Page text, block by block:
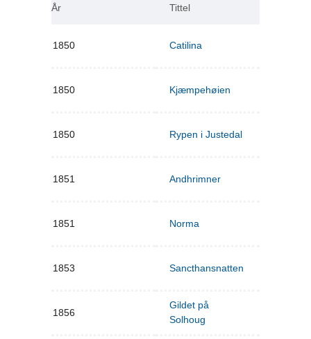
År Tittel
1850 Catilina
1850 Kjæmpehøien
1850 Rypen i Justedal
1851 Andhrimner
1851 Norma
1853 Sancthansnatten
1856
Gildet på
Solhoug